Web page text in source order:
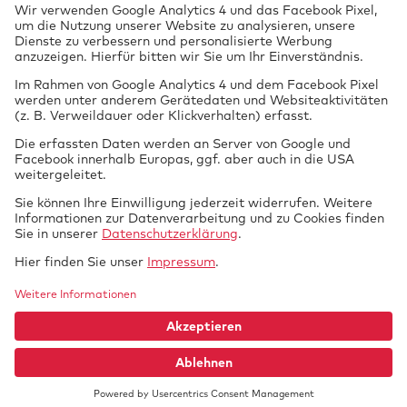
Prüfung
vor Ort
Tech­nik braucht
Si­cher­heit.
Datenschutz
Impressum